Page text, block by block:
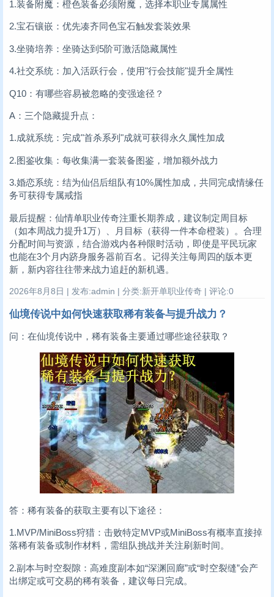
1.装备附魔：橙色装备必须附魔，选择本职业专属属性
2.宝石镶嵌：优先凑齐同色宝石触发套装效果
3.坐骑培养：坐骑达到5阶可激活隐藏属性
4.社交系统：加入活跃行会，使用"行会技能"提升全属性
Q10：有哪些容易被忽略的变强途径？
A：三个隐藏提升点：
1.成就系统：完成"首杀系列"成就可获得永久属性加成
2.图鉴收集：每收集满一套装备图鉴，增加额外战力
3.婚恋系统：结为仙侣后组队有10%属性加成，共同完成情缘任
务可获得专属戒指
最后提醒：仙情单职业传奇注重长期养成，建议制定周目标
（如本周战力提升1万）、月目标（获得一件本命橙装）。合理
分配时间与资源，结合游戏内各种限时活动，即使是平民玩家
也能在3个月内跻身服务器前百名。记得关注每周四的版本更
新，新内容往往带来战力追赶的新机遇。
2026年8月8日 | 发布:admin | 分类:新开单职业传奇 | 评论:0
仙境传说中如何快速获取稀有装备与提升战力？
问：在仙境传说中，稀有装备主要通过哪些途径获取？
答：稀有装备的获取主要有以下途径：
1.MVP/MiniBoss狩猎：击败特定MVP或MiniBoss有概率直接掉
落稀有装备或制作材料，需组队挑战并关注刷新时间。
2.副本与时空裂隙：高难度副本如“深渊回廊”或“时空裂缝”会产
出绑定或可交易的稀有装备，建议每日完成。